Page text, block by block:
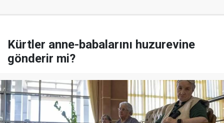
Kürtler anne-babalarını huzurevine
gönderir mi?